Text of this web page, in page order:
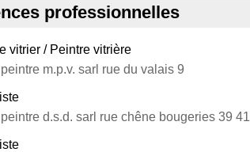
professionnelles
vitrier / Peintre vitrière
m.p.v. sarl rue du valais 9
d.s.d. sarl rue chêne bougeries 39 41